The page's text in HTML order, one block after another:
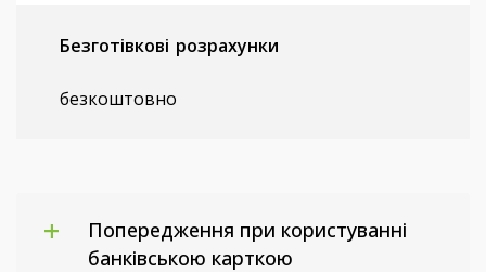
Безготівкові розрахунки
безкоштовно
Попередження при користуванні
банківською карткою